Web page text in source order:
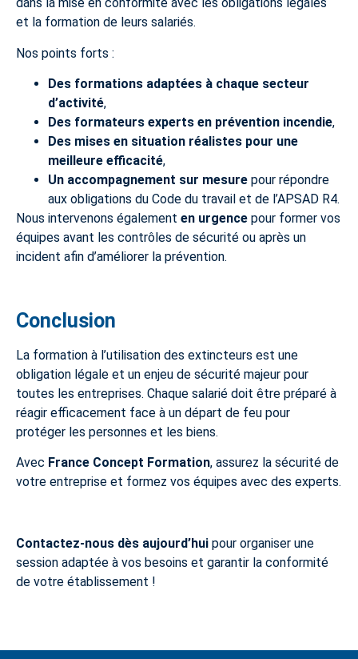
et la formation de leurs salariés.
Nos points forts :
Des formations adaptées à chaque secteur
d’activité,
Des formateurs experts en prévention incendie,
Des mises en situation réalistes pour une
meilleure efficacité,
Un accompagnement sur mesure pour répondre
aux obligations du Code du travail et de l’APSAD R4.
Nous intervenons également en urgence pour former vos
équipes avant les contrôles de sécurité ou après un
incident afin d’améliorer la prévention.
Conclusion
La formation à l’utilisation des extincteurs est une
obligation légale et un enjeu de sécurité majeur pour
toutes les entreprises. Chaque salarié doit être préparé à
réagir efficacement face à un départ de feu pour
protéger les personnes et les biens.
Avec France Concept Formation, assurez la sécurité de
votre entreprise et formez vos équipes avec des experts.
Contactez-nous dès aujourd’hui pour organiser une
session adaptée à vos besoins et garantir la conformité
de votre établissement !